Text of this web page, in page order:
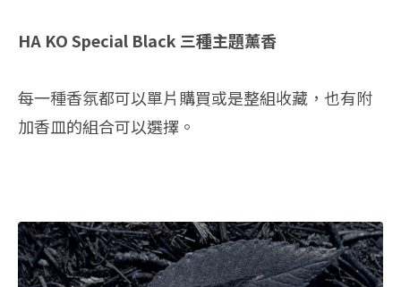
HA KO Special Black 三種主題薰香
每一種香氛都可以單片購買或是整組收藏，也有附
加香皿的組合可以選擇。